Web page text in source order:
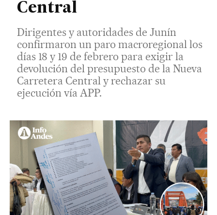
Central
Dirigentes y autoridades de Junín
confirmaron un paro macroregional los
días 18 y 19 de febrero para exigir la
devolución del presupuesto de la Nueva
Carretera Central y rechazar su
ejecución vía APP.